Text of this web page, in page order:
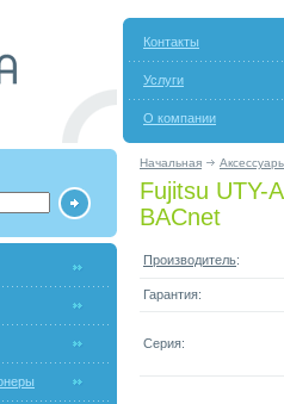
Контакты
Услуги
О компании
Начальная
Fujitsu UTY-
BACnet
Производитель:
Гарантия:
Серия: